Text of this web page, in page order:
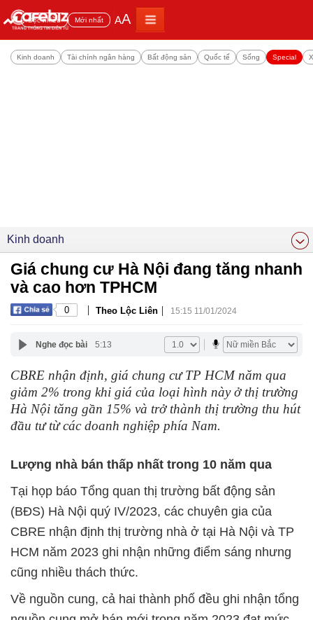
Đọc nhiều Mới nhất AA
Kinh doanh Tài chính ngân hàng Bất động sản Quốc tế Sống Special
Kinh doanh
Giá chung cư Hà Nội đang tăng nhanh
và cao hơn TPHCM
0 | Theo Lộc Liên | 15:15 11/01/2024
Nghe đọc bài 5:13
CBRE nhận định, giá chung cư TP HCM năm qua
giảm 2% trong khi giá của loại hình này ở thị trường
Hà Nội tăng gần 15% và trở thành thị trường thu hút
đầu tư từ các doanh nghiệp phía Nam.
Lượng nhà bán thấp nhất trong 10 năm qua
Tại họp báo Tổng quan thị trường bất động sản
(BĐS) Hà Nội quý IV/2023, các chuyên gia của
CBRE nhận định thị trường nhà ở tại Hà Nội và TP
HCM năm 2023 ghi nhận những điểm sáng nhưng
cũng nhiều thách thức.
Về nguồn cung, cả hai thành phố đều ghi nhận tổng